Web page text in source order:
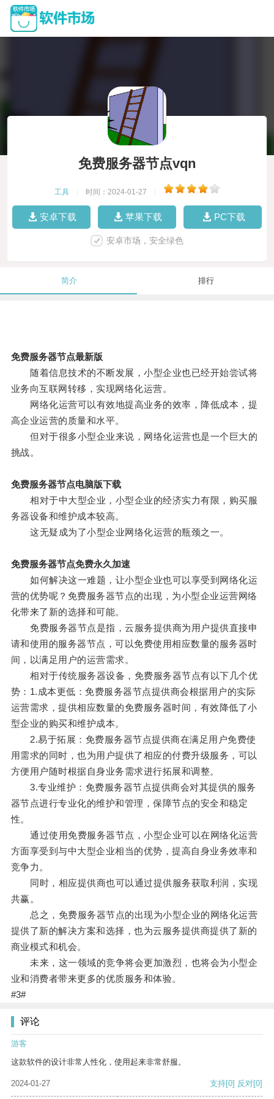
免费服务器节点vqn
工具 时间：2024-01-27
安卓下载 苹果下载 PC下载
安卓市场，安全绿色
简介 排行
免费服务器节点最新版
随着信息技术的不断发展，小型企业也已经开始尝试将
业务向互联网转移，实现网络化运营。
网络化运营可以有效地提高业务的效率，降低成本，提
高企业运营的质量和水平。
但对于很多小型企业来说，网络化运营也是一个巨大的
挑战。
免费服务器节点电脑版下载
相对于中大型企业，小型企业的经济实力有限，购买服
务器设备和维护成本较高。
这无疑成为了小型企业网络化运营的瓶颈之一。
免费服务器节点免费永久加速
如何解决这一难题，让小型企业也可以享受到网络化运
营的优势呢？免费服务器节点的出现，为小型企业运营网络
化带来了新的选择和可能。
免费服务器节点是指，云服务提供商为用户提供直接申
请和使用的服务器节点，可以免费使用相应数量的服务器时
间，以满足用户的运营需求。
相对于传统服务器设备，免费服务器节点有以下几个优
势：1.成本更低：免费服务器节点提供商会根据用户的实际
运营需求，提供相应数量的免费服务器时间，有效降低了小
型企业的购买和维护成本。
2.易于拓展：免费服务器节点提供商在满足用户免费使
用需求的同时，也为用户提供了相应的付费升级服务，可以
方便用户随时根据自身业务需求进行拓展和调整。
3.专业维护：免费服务器节点提供商会对其提供的服务
器节点进行专业化的维护和管理，保障节点的安全和稳定
性。
通过使用免费服务器节点，小型企业可以在网络化运营
方面享受到与中大型企业相当的优势，提高自身业务效率和
竞争力。
同时，相应提供商也可以通过提供服务获取利润，实现
共赢。
总之，免费服务器节点的出现为小型企业的网络化运营
提供了新的解决方案和选择，也为云服务提供商提供了新的
商业模式和机会。
未来，这一领域的竞争将会更加激烈，也将会为小型企
业和消费者带来更多的优质服务和体验。
#3#
评论
游客
这款软件的设计非常人性化，使用起来非常舒服。
2024-01-27 支持[0] 反对[0]